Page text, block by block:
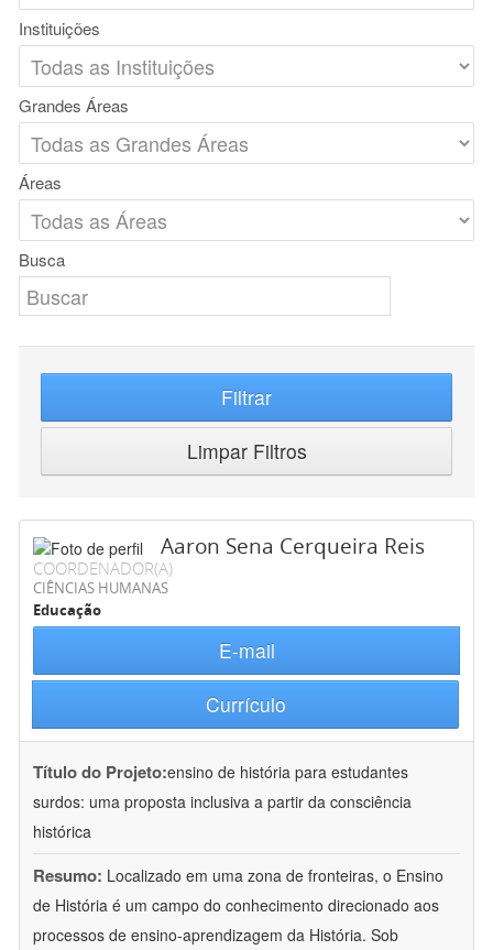
Instituições
Grandes Áreas
Áreas
Busca
Filtrar
Limpar Filtros
Aaron Sena Cerqueira Reis
COORDENADOR(A)
CIÊNCIAS HUMANAS
Educação
E-mail
Currículo
Título do Projeto:ensino de história para estudantes
surdos: uma proposta inclusiva a partir da consciência
histórica
Resumo: Localizado em uma zona de fronteiras, o Ensino
de História é um campo do conhecimento direcionado aos
processos de ensino-aprendizagem da História. Sob